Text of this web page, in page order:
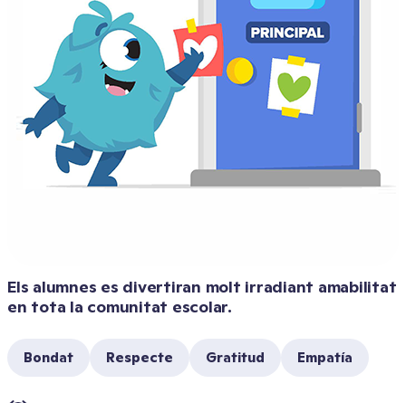
Els alumnes es divertiran molt irradiant amabilitat
en tota la comunitat escolar.
Bondat Respecte Gratitud Empatía